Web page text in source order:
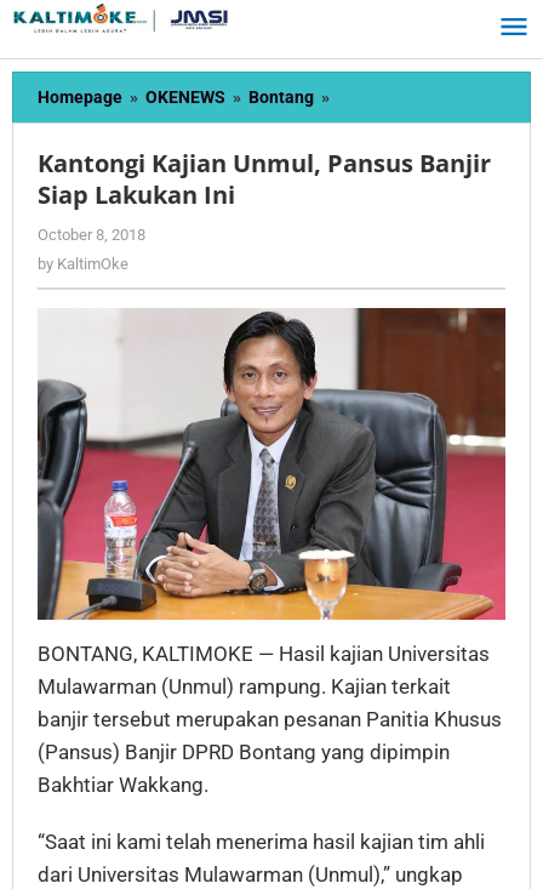
Skip
content
Homepage » OKENEWS » Bontang »
Kajian
Pansus
Kantongi Kajian Unmul, Pansus Banjir
Siap Lakukan Ini
October 8, 2018
by KaltimOke
BONTANG, KALTIMOKE — Hasil kajian Universitas
Mulawarman (Unmul) rampung. Kajian terkait
banjir tersebut merupakan pesanan Panitia Khusus
(Pansus) Banjir DPRD Bontang yang dipimpin
Bakhtiar Wakkang.
“Saat ini kami telah menerima hasil kajian tim ahli
dari Universitas Mulawarman (Unmul),” ungkap